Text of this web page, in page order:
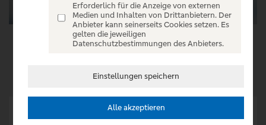
11
Erforderlich für die Anzeige von externen
Medien und Inhalten von Drittanbietern. Der
Anbieter kann seinerseits Cookies setzen. Es
gelten die jeweiligen
Datenschutzbestimmungen des Anbieters.
Einstellungen speichern
Alle akzeptieren